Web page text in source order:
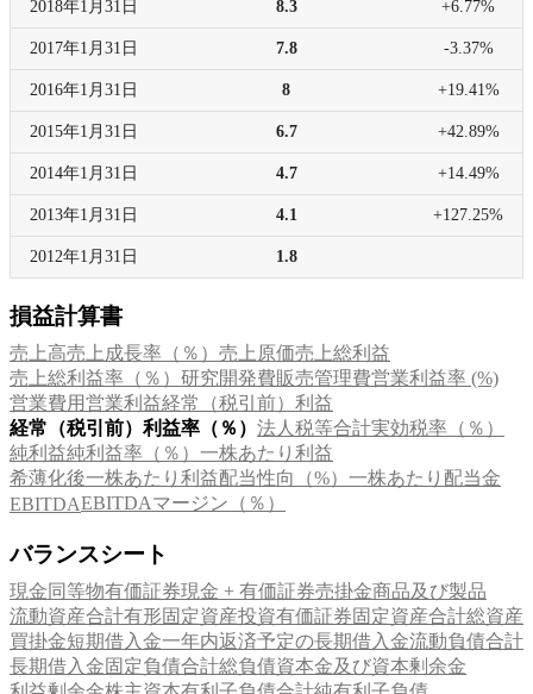
2018年1月31日 8.3 +6.77%
2017年1月31日 7.8 -3.37%
2016年1月31日 8 +19.41%
2015年1月31日 6.7 +42.89%
2014年1月31日 4.7 +14.49%
2013年1月31日 4.1 +127.25%
2012年1月31日 1.8
損益計算書
売上高売上成長率（％） 売上原価売上総利益
売上総利益率（％） 研究開発費販売管理費営業利益率 (%)
営業費用営業利益経常（税引前）利益
経常（税引前）利益率（％） 法人税等合計実効税率（％）
純利益純利益率（％） 一株あたり利益
希薄化後一株あたり利益配当性向（%） 一株あたり配当金
EBITDAEBITDAマージン（％）
バランスシート
現金同等物有価証券現金 + 有価証券売掛金商品及び製品
流動資産合計有形固定資産投資有価証券固定資産合計総資産
買掛金短期借入金一年内返済予定の長期借入金流動負債合計
長期借入金固定負債合計総負債資本金及び資本剰余金